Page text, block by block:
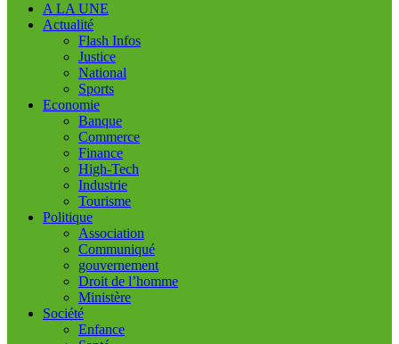
A LA UNE
Actualité
Flash Infos
Justice
National
Sports
Economie
Banque
Commerce
Finance
High-Tech
Industrie
Tourisme
Politique
Association
Communiqué
gouvernement
Droit de l’homme
Ministère
Société
Enfance